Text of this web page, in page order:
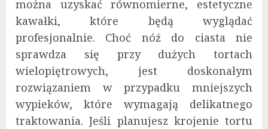
można uzyskać równomierne, estetyczne
kawałki, które będą wyglądać
profesjonalnie. Choć nóż do ciasta nie
sprawdza się przy dużych tortach
wielopiętrowych, jest doskonałym
rozwiązaniem w przypadku mniejszych
wypieków, które wymagają delikatnego
traktowania. Jeśli planujesz krojenie tortu